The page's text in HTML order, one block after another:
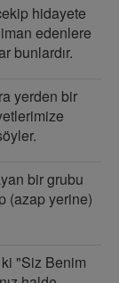
hidayete
edenlere
bunlardır.
yerden bir
bir grubu
(azap yerine)
"Siz Benim